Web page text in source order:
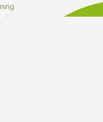
onze